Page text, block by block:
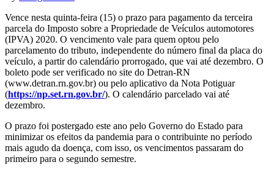
Vence nesta quinta-feira (15) o prazo para pagamento da terceira
parcela do Imposto sobre a Propriedade de Veículos automotores
(IPVA) 2020. O vencimento vale para quem optou pelo
parcelamento do tributo, independente do número final da placa do
veículo, a partir do calendário prorrogado, que vai até dezembro. O
boleto pode ser verificado no site do Detran-RN
(www.detran.rn.gov.br) ou pelo aplicativo da Nota Potiguar
(https://np.set.rn.gov.br/). O calendário parcelado vai até
dezembro.
O prazo foi postergado este ano pelo Governo do Estado para
minimizar os efeitos da pandemia para o contribuinte no período
mais agudo da doença, com isso, os vencimentos passaram do
primeiro para o segundo semestre.